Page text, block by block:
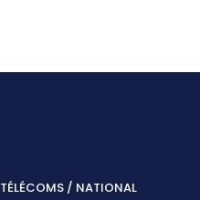
TÉLÉCOMS / NATIONAL